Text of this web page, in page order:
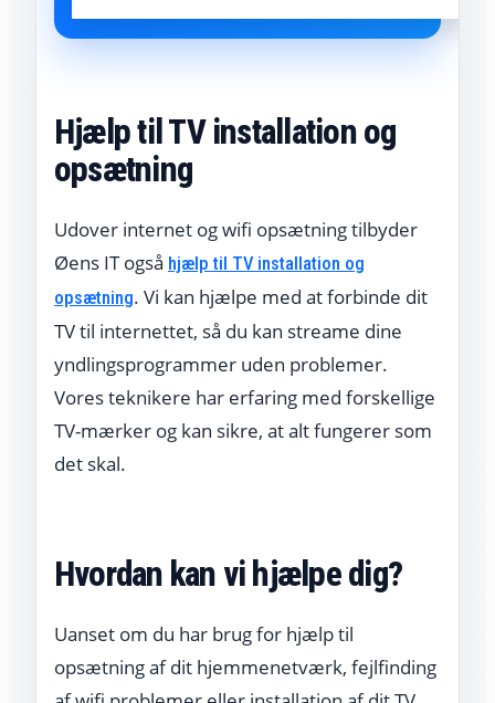
Hjælp til TV installation og
opsætning
Udover internet og wifi opsætning tilbyder
Øens IT også hjælp til TV installation og
opsætning. Vi kan hjælpe med at forbinde dit
TV til internettet, så du kan streame dine
yndlingsprogrammer uden problemer.
Vores teknikere har erfaring med forskellige
TV-mærker og kan sikre, at alt fungerer som
det skal.
Hvordan kan vi hjælpe dig?
Uanset om du har brug for hjælp til
opsætning af dit hjemmenetværk, fejlfinding